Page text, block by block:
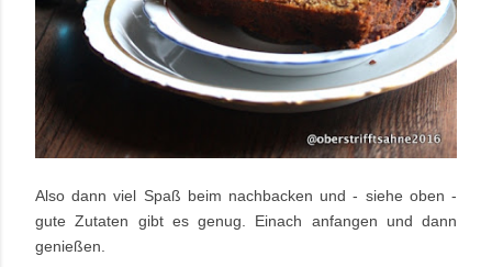
Also dann viel Spaß beim nachbacken und - siehe oben -
gute Zutaten gibt es genug. Einach anfangen und dann
genießen.